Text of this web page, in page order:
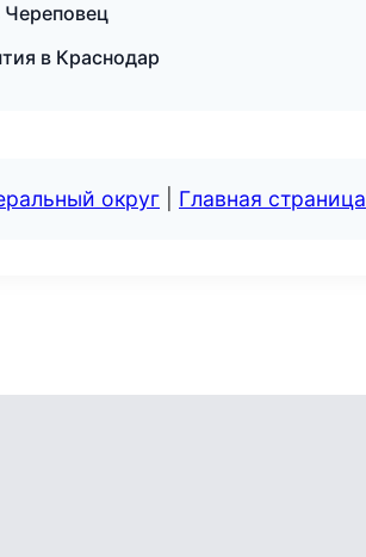
в Краснодар
округ Главная страница